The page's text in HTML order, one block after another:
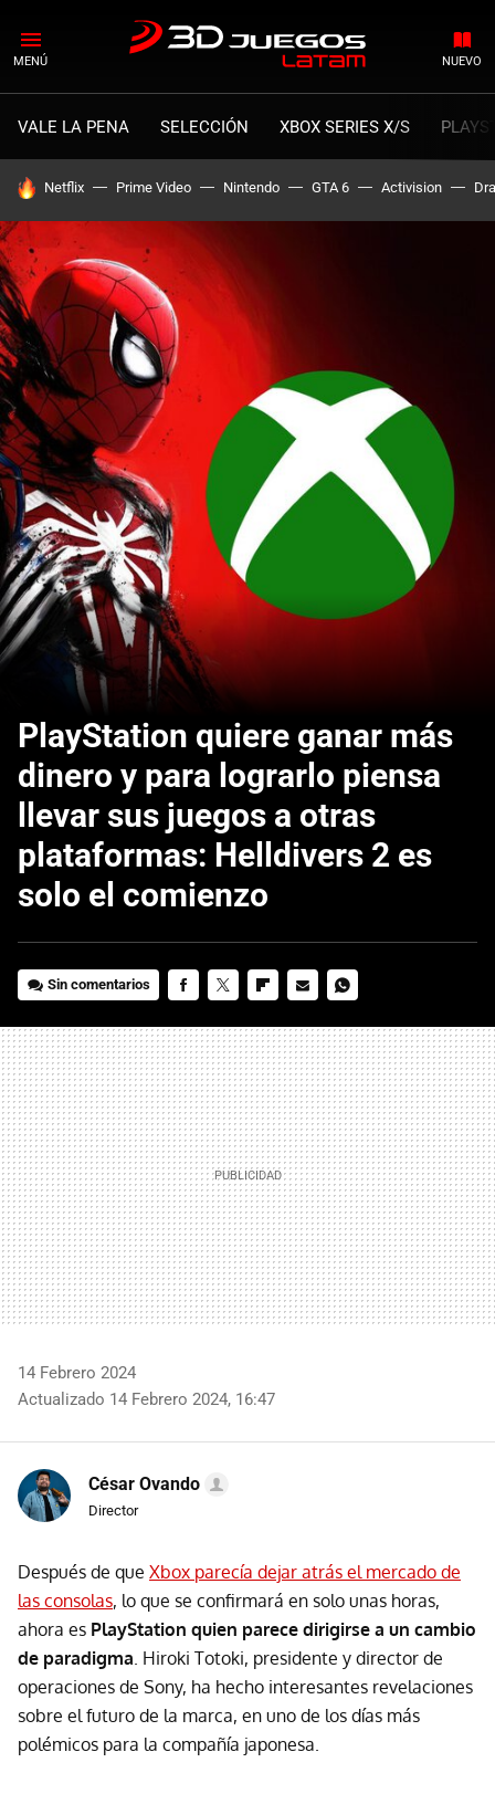
MENÚ NUEVO
VALE LA PENA SELECCIÓN XBOX SERIES X/S
HOY SE HABLA DE
Netflix Prime Video Nintendo GTA 6 Activision
PlayStation quiere ganar más
dinero y para lograrlo piensa
llevar sus juegos a otras
plataformas: Helldivers 2 es
solo el comienzo
Sin comentarios
MAIL
14 Febrero 2024
Actualizado 14 Febrero 2024, 16:47
César Ovando
Director
Después de que Xbox parecía dejar atrás el mercado de
las consolas, lo que se confirmará en solo unas horas,
ahora es PlayStation quien parece dirigirse a un cambio
de paradigma. Hiroki Totoki, presidente y director de
operaciones de Sony, ha hecho interesantes revelaciones
sobre el futuro de la marca, en uno de los días más
polémicos para la compañía japonesa.